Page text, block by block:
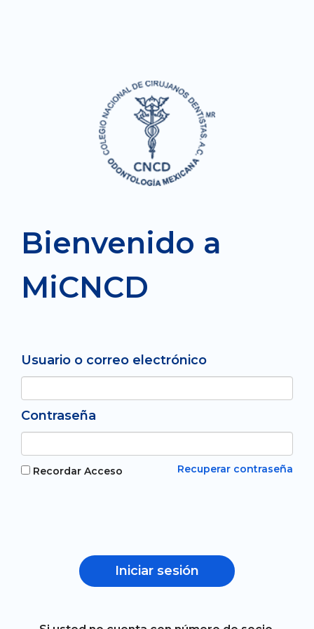
Bienvenido a
MiCNCD
Usuario o correo electrónico
Contraseña
Recuperar contraseña
Recordar Acceso
Iniciar sesión